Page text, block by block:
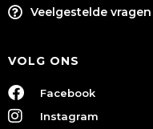
Veelgestelde vragen
VOLG ONS
Facebook
Instagram